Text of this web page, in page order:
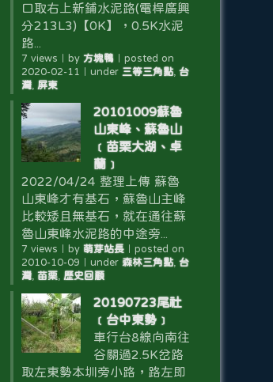
口取右上新鋪水泥路(電桿廣興
分213L3)【0K】，0.5K水泥
路...
7 views by 方塊鴨｜ posted on
2020-02-11
under 三等三角點, 台
灣, 屏東
20101009蘇魯
山東峰、蘇魯山
﹝苗栗大湖、卓
蘭﹞
2022/04/24 整理上傳 蘇魯
山東峰才有基石，蘇魯山主峰
比較矮且無基石，就在通往蘇
魯山東峰水泥路的中途旁...
7 views by 萌芽站長｜ posted on
2010-10-09
under 森林三角點, 台
灣, 苗栗, 歷史回顧
20190723尾社
﹝台中東勢﹞
車行台8線向南往
谷關過2.5K岔路
取左東勢本圳旁小路，路左即